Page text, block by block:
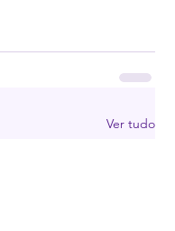
Ver tudo